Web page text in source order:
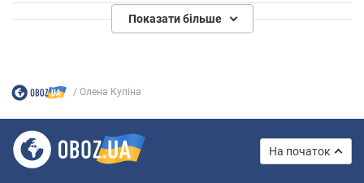
Показати більше
Олена Купіна
На початок